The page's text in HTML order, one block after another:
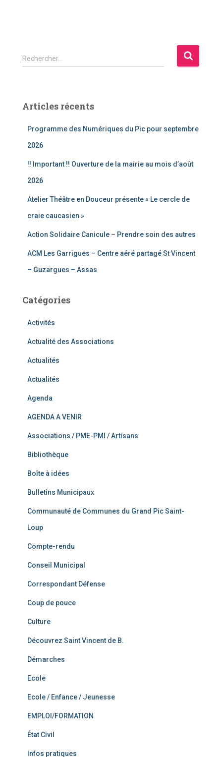
R
e
r
Rechercher…
Articles récents
Programme des Numériques du Pic pour septembre
2026
!! Important !! Ouverture de la mairie au mois d’août
2026
Atelier Théâtre en Douceur présente « Le cercle de
craie caucasien »
Action Solidaire Canicule – Prendre soin des autres
ACM Les Garrigues – Centre aéré partagé St Vincent
– Guzargues – Assas
Catégories
Activités
Actualité des Associations
Actualités
Actualités
Agenda
AGENDA A VENIR
Associations / PME-PMI / Artisans
Bibliothèque
Boîte à idées
Bulletins Municipaux
Communauté de Communes du Grand Pic Saint-
Loup
Compte-rendu
Conseil Municipal
Correspondant Défense
Coup de pouce
Culture
Découvrez Saint Vincent de B.
Démarches
Ecole
Ecole / Enfance / Jeunesse
EMPLOI/FORMATION
État Civil
Infos pratiques